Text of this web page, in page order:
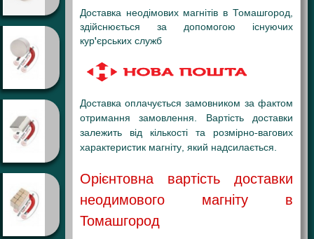
Доставка неодімових магнітів в Томашгород,
здійснюється за допомогою існуючих
кур'єрських служб
Доставка оплачується замовником за фактом
отримання замовлення. Вартість доставки
залежить від кількості та розмірно-вагових
характеристик магніту, який надсилається.
Орієнтовна вартість доставки
неодимового магніту в
Томашгород